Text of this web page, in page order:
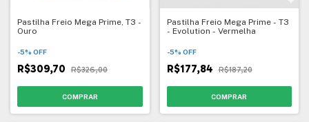
Pastilha Freio Mega Prime, T3 -
Ouro
-5% OFF
R$309,70 R$326,00
Pastilha Freio Mega Prime - T3
- Evolution - Vermelha
-5% OFF
R$177,84 R$187,20